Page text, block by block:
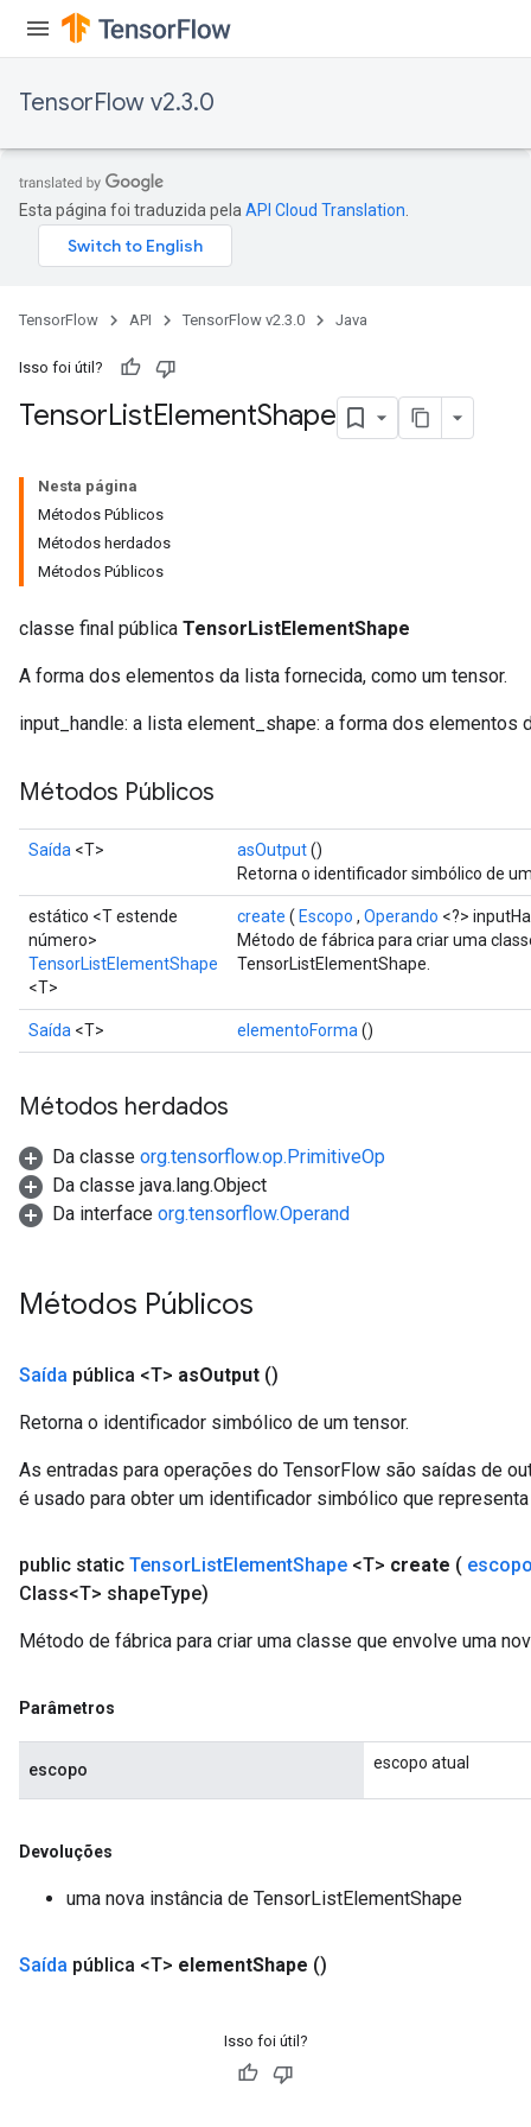
TensorFlow v2.3.0
Esta página foi traduzida pela API Cloud Translation
TensorFlow API TensorFlow v2.3.0 Java
Isso foi útil?
TensorListElementShape
Nesta página
Métodos Públicos
Métodos herdados
Métodos Públicos
classe final pública TensorListElementShape
A forma dos elementos da lista fornecida, como um tensor.
input_handle: a lista element_shape: a forma dos elementos
Métodos Públicos
Saída <T> asOutput()
Retorna o identificador simbólico de
estático <T estende
número>
TensorListElementShape
<T>
create ( Escopo , Operando <?>
Método de fábrica para criar uma
TensorListElementShape.
Saída <T> elementoForma ()
Métodos herdados
Da classe org.tensorflow.op.PrimitiveOp
Da classe java.lang.Object
Da interface org.tensorflow.Operand
Métodos Públicos
Saída pública <T> asOutput ()
Retorna o identificador simbólico de um tensor.
As entradas para operações do TensorFlow são saídas de
é usado para obter um identificador simbólico que
public static TensorListElementShape <T> create (
Class<T> shapeType)
Método de fábrica para criar uma classe que envolve uma
Parâmetros
escopo escopo atual
Devoluções
uma nova instância de TensorListElementShape
Saída pública <T> elementShape ()
Isso foi útil?